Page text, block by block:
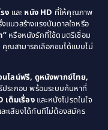
(1)
1978
1975
1970
1968
1963
ง และ หนัง HD ที่ให้คุณภาพ
แนวสร้างแรงบันดาลใจหรือ
หรือหนังรักที่ใช้ดนตรีเชื่อม
คุณสามารถเลือกชมได้แบบไม่
ไลน์ฟรี, ดูหนังพากย์ไทย,
ระกอบ พร้อมระบบค้นหาที่
เต็มเรื่องและหนังโปรดในใจ
เสียงได้ทันทีไม่ต้องสมัคร